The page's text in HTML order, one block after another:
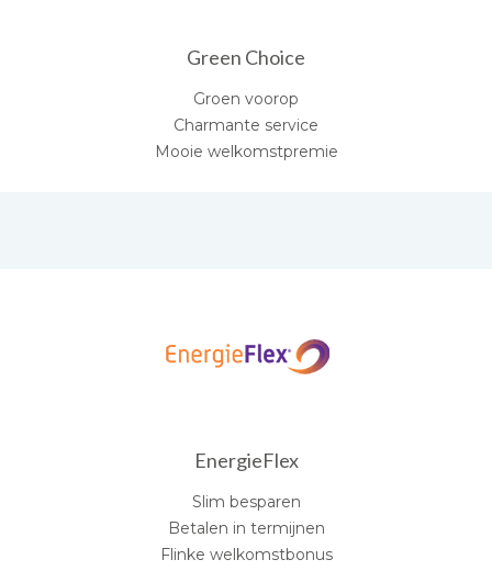
Green Choice
Groen voorop
Charmante service
Mooie welkomstpremie
EnergieFlex
Slim besparen
Betalen in termijnen
Flinke welkomstbonus